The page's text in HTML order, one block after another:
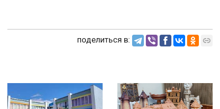
поделиться в: